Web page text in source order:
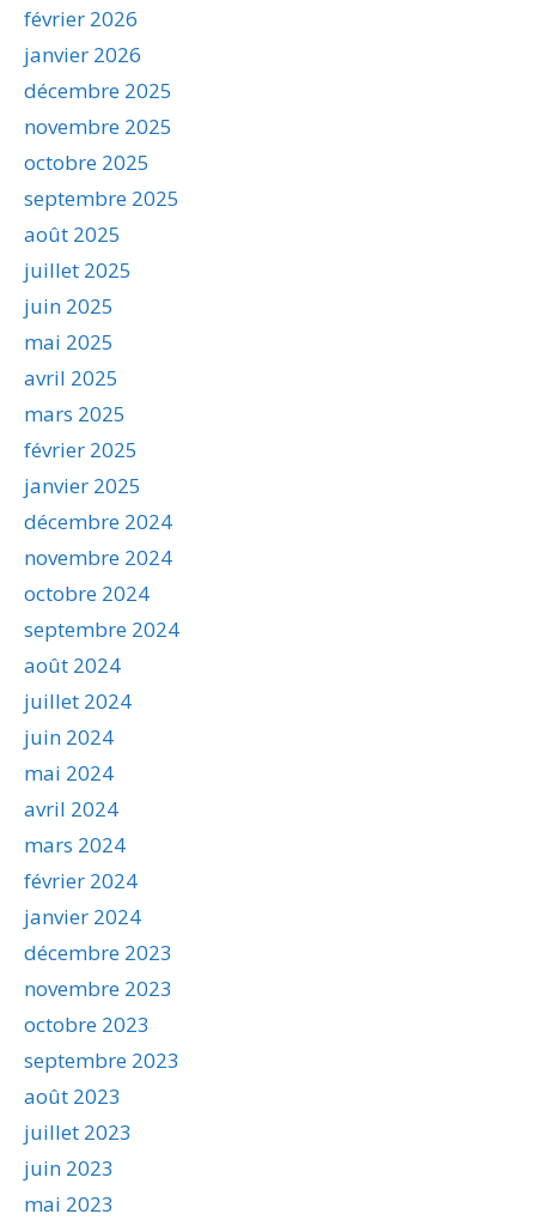
février 2026
janvier 2026
décembre 2025
novembre 2025
octobre 2025
septembre 2025
août 2025
juillet 2025
juin 2025
mai 2025
avril 2025
mars 2025
février 2025
janvier 2025
décembre 2024
novembre 2024
octobre 2024
septembre 2024
août 2024
juillet 2024
juin 2024
mai 2024
avril 2024
mars 2024
février 2024
janvier 2024
décembre 2023
novembre 2023
octobre 2023
septembre 2023
août 2023
juillet 2023
juin 2023
mai 2023